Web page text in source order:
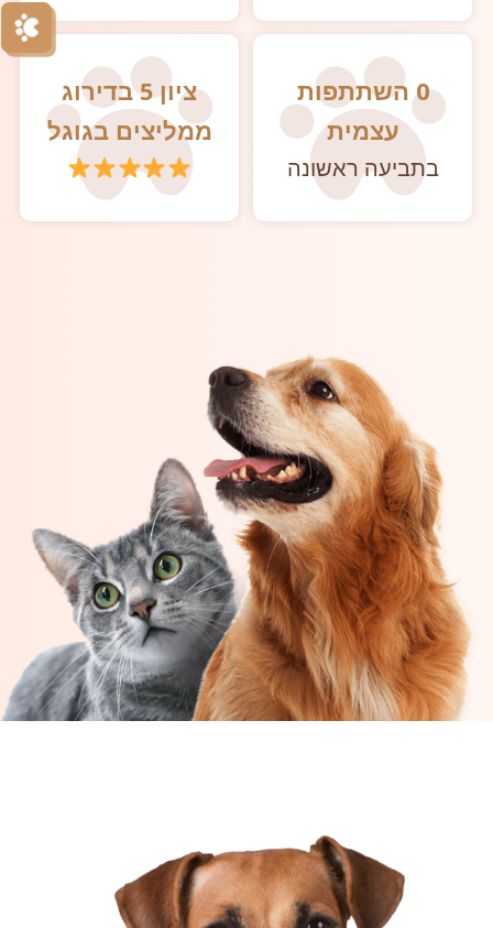
בתביעה ראשונה
0 השתתפות
עצמית
ציון 5 בדירוג
ממליצים בגוגל